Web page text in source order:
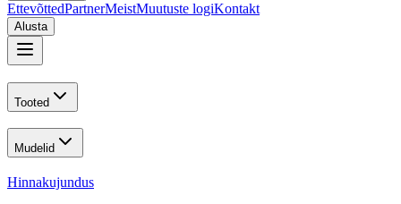
EttevõttedPartnerMeistMuutuste logiKontakt
Alusta
Tooted
Mudelid
Hinnakujundus